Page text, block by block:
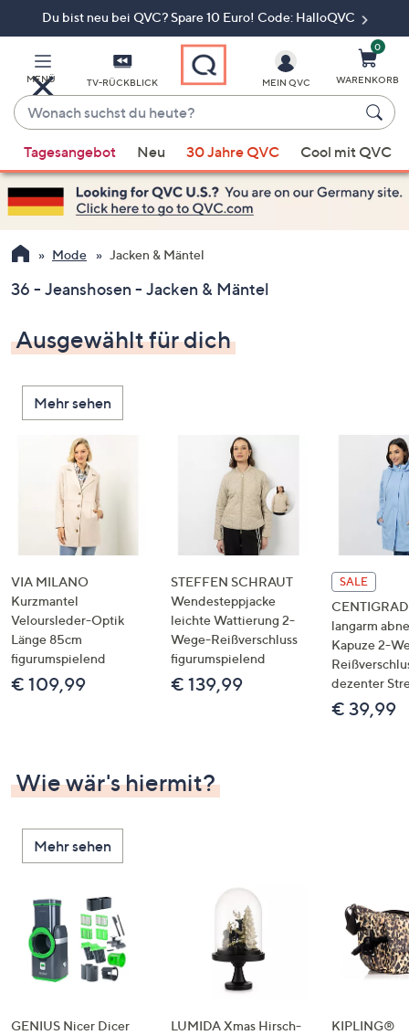
Du bist neu bei QVC? Spare 10 Euro! Code: HalloQVC
MENÜ TV-RÜCKBLICK
Wonach
suchst
du
heute?
Vorschläge
verfügbar
sind,
verwenden
Sie
Pfeiltasten
oben
und
nach
unten
oder
Geräten
nach
links
bzw.
rechts,
um
diese
anzuzeigen.
MEIN QVC
0
WARENKORB
Tagesangebot Neu 30 Jahre QVC Cool mit QVC
Mode Jacken & Mäntel
36 - Jeanshosen - Jacken & Mäntel
Ausgewählt für dich
Mehr sehen
VIA MILANO
Kurzmantel
Veloursleder-Optik
Länge 85cm
figurumspielend
€ 109,99
STEFFEN SCHRAUT
Wendesteppjacke
leichte Wattierung 2-
Wege-Reißverschluss
figurumspielend
€ 139,99
SALE
langarm
Kapuze 2-
dezenter
€ 39,99
Wie wär's hiermit?
Mehr sehen
GENIUS Nicer Dicer
LUMIDA Xmas Hirsch-
KIPLING®